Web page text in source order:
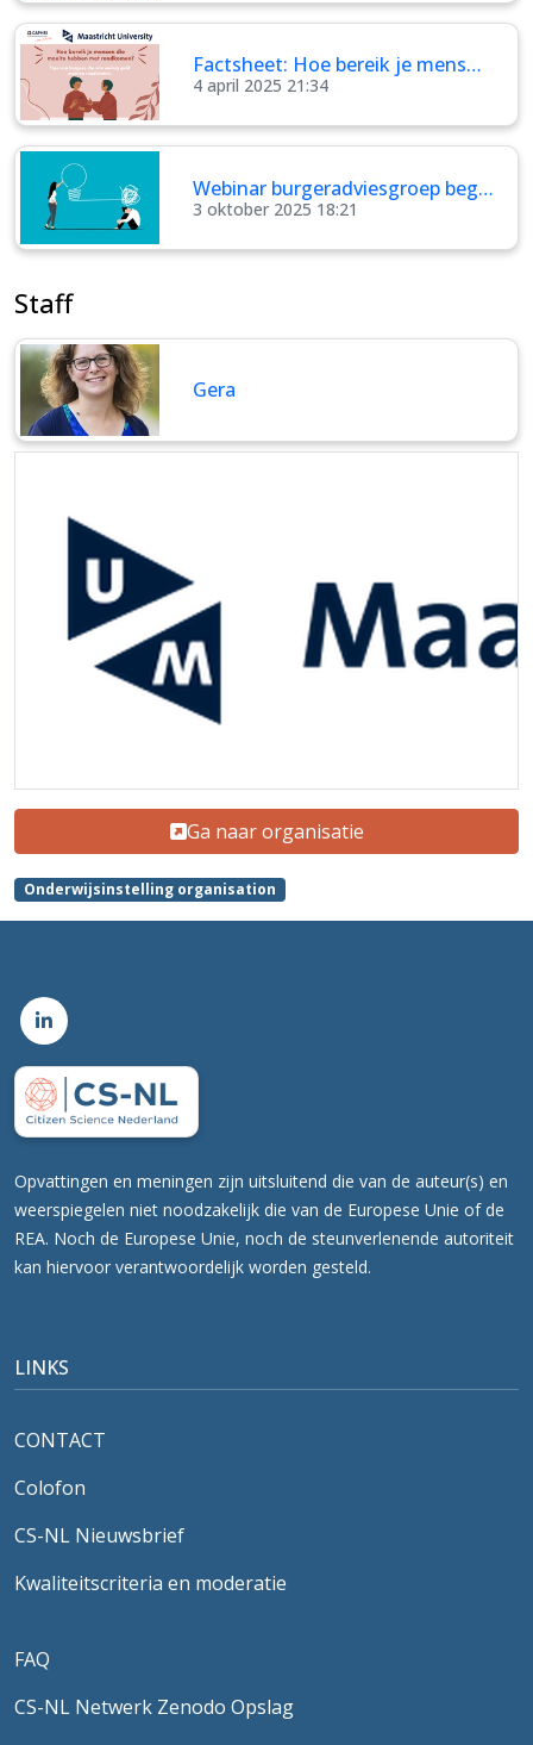
Factsheet: Hoe bereik je mens…
4 april 2025 21:34
Webinar burgeradviesgroep beg…
3 oktober 2025 18:21
Staff
Gera
Ga naar organisatie
Onderwijsinstelling organisation
Opvattingen en meningen zijn uitsluitend die van de auteur(s) en
weerspiegelen niet noodzakelijk die van de Europese Unie of de
REA. Noch de Europese Unie, noch de steunverlenende autoriteit
kan hiervoor verantwoordelijk worden gesteld.
LINKS
CONTACT
Colofon
CS-NL Nieuwsbrief
Kwaliteitscriteria en moderatie
FAQ
CS-NL Netwerk Zenodo Opslag